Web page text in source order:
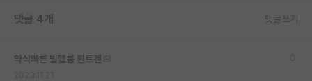
장학금/장학생 게시판
댓글 4개 댓글쓰기
약삭빠른 빌헬름 뢴트겐